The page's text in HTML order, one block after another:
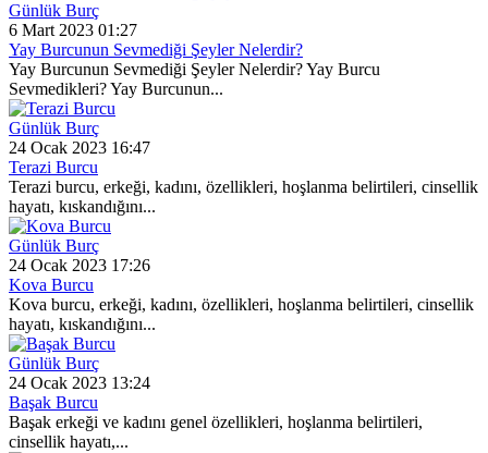
Günlük Burç
6 Mart 2023 01:27
Yay Burcunun Sevmediği Şeyler Nelerdir?
Yay Burcunun Sevmediği Şeyler Nelerdir? Yay Burcu
Sevmedikleri? Yay Burcunun...
Günlük Burç
24 Ocak 2023 16:47
Terazi Burcu
Terazi burcu, erkeği, kadını, özellikleri, hoşlanma belirtileri, cinsellik
hayatı, kıskandığını...
Günlük Burç
24 Ocak 2023 17:26
Kova Burcu
Kova burcu, erkeği, kadını, özellikleri, hoşlanma belirtileri, cinsellik
hayatı, kıskandığını...
Günlük Burç
24 Ocak 2023 13:24
Başak Burcu
Başak erkeği ve kadını genel özellikleri, hoşlanma belirtileri,
cinsellik hayatı,...